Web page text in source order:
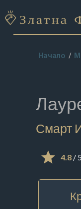
Начало
Смарт
4.8/